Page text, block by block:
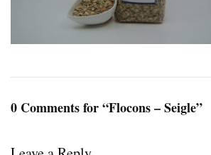
0 Comments for “Flocons – Seigle”